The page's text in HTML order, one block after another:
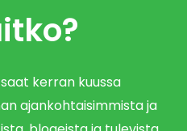
kerran kuussa
ajankohtaisimmista ja